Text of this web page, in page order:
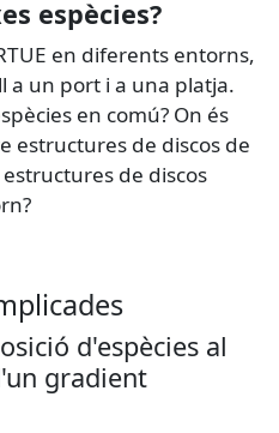
espècies?
en diferents entorns,
a un port i a una platja.
en comú? On és
estructures de discos de
de discos
d'espècies al
gradient